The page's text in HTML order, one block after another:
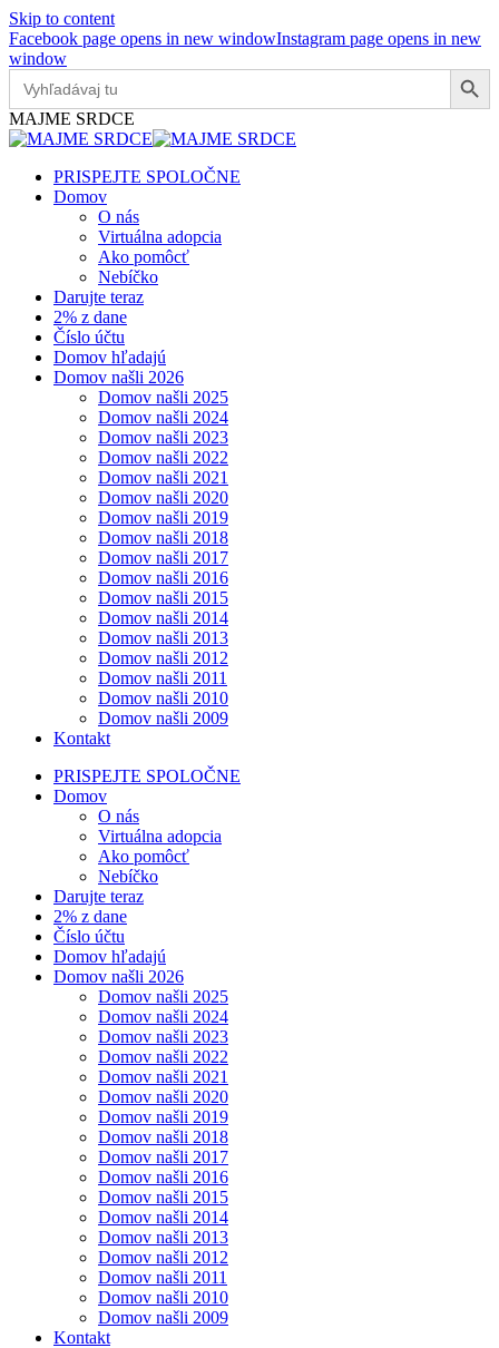
Skip to content
Facebook page opens in new windowInstagram page opens in new
window
Search
for:
Search Button
MAJME SRDCE
PRISPEJTE SPOLOČNE
Domov
O nás
Virtuálna adopcia
Ako pomôcť
Nebíčko
Darujte teraz
2% z dane
Číslo účtu
Domov hľadajú
Domov našli 2026
Domov našli 2025
Domov našli 2024
Domov našli 2023
Domov našli 2022
Domov našli 2021
Domov našli 2020
Domov našli 2019
Domov našli 2018
Domov našli 2017
Domov našli 2016
Domov našli 2015
Domov našli 2014
Domov našli 2013
Domov našli 2012
Domov našli 2011
Domov našli 2010
Domov našli 2009
Kontakt
PRISPEJTE SPOLOČNE
Domov
O nás
Virtuálna adopcia
Ako pomôcť
Nebíčko
Darujte teraz
2% z dane
Číslo účtu
Domov hľadajú
Domov našli 2026
Domov našli 2025
Domov našli 2024
Domov našli 2023
Domov našli 2022
Domov našli 2021
Domov našli 2020
Domov našli 2019
Domov našli 2018
Domov našli 2017
Domov našli 2016
Domov našli 2015
Domov našli 2014
Domov našli 2013
Domov našli 2012
Domov našli 2011
Domov našli 2010
Domov našli 2009
Kontakt